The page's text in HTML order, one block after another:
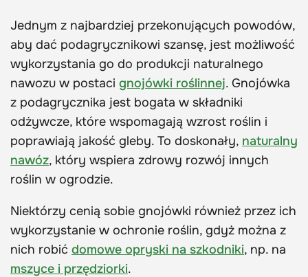
Jednym z najbardziej przekonujących powodów,
aby dać podagrycznikowi szansę, jest możliwość
wykorzystania go do produkcji naturalnego
nawozu w postaci gnojówki roślinnej. Gnojówka
z podagrycznika jest bogata w składniki
odżywcze, które wspomagają wzrost roślin i
poprawiają jakość gleby. To doskonały, naturalny
nawóz, który wspiera zdrowy rozwój innych
roślin w ogrodzie.
Niektórzy cenią sobie gnojówki również przez ich
wykorzystanie w ochronie roślin, gdyż można z
nich robić domowe opryski na szkodniki, np. na
mszyce i przędziorki.